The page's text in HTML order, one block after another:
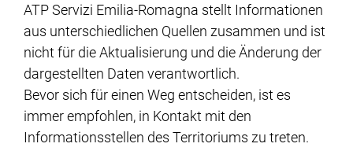
ATP Servizi Emilia-Romagna stellt Informationen
aus unterschiedlichen Quellen zusammen und ist
nicht für die Aktualisierung und die Änderung der
dargestellten Daten verantwortlich.
Bevor sich für einen Weg entscheiden, ist es
immer empfohlen, in Kontakt mit den
Informationsstellen des Territoriums zu treten.